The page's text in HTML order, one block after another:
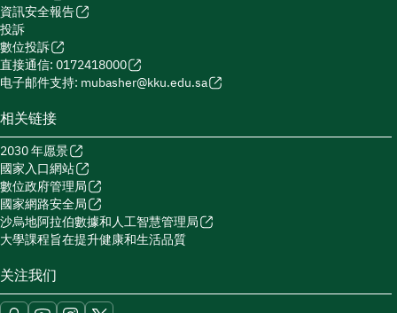
資訊安全報告
投訴
數位投訴
直接通信: 0172418000
电子邮件支持: mubasher@kku.edu.sa
相关链接
2030 年愿景
國家入口網站
數位政府管理局
國家網路安全局
沙烏地阿拉伯數據和人工智慧管理局
大學課程旨在提升健康和生活品質
关注我们